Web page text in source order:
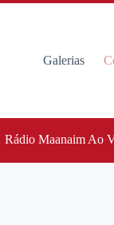
Galerias
Rádio Maanaim Ao